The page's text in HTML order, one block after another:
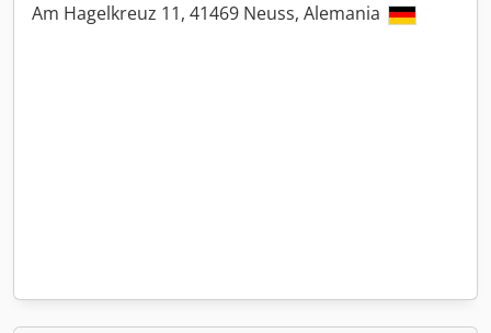
Am Hagelkreuz 11, 41469 Neuss, Alemania